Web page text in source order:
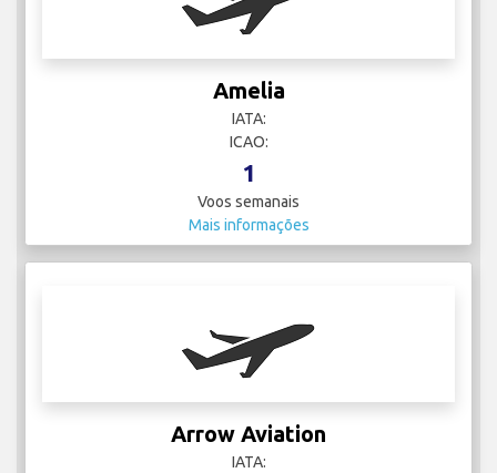
Amelia
IATA:
ICAO:
1
Voos semanais
Mais informações
Arrow Aviation
IATA: